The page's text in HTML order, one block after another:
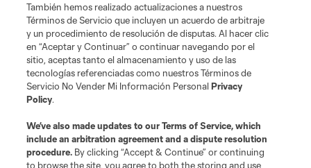
Acerca de MLS
Social
Tienda
Club Sites
También hemos realizado actualizaciones a nuestros
Términos de Servicio que incluyen un acuerdo de arbitraje
y un procedimiento de resolución de disputas. Al hacer clic
en “Aceptar y Continuar” o continuar navegando por el
sitio, aceptas tanto el almacenamiento y uso de las
tecnologías referenciadas como nuestros Términos de
Servicio No Vender Mi Información PersonalPrivacy
Policy.
We’ve also made updates to ourTerms of Service, which
include an arbitration agreement and a dispute resolution
procedure. By clicking “Accept & Continue” or continuing
to browse the site, you agree to both the storing and use